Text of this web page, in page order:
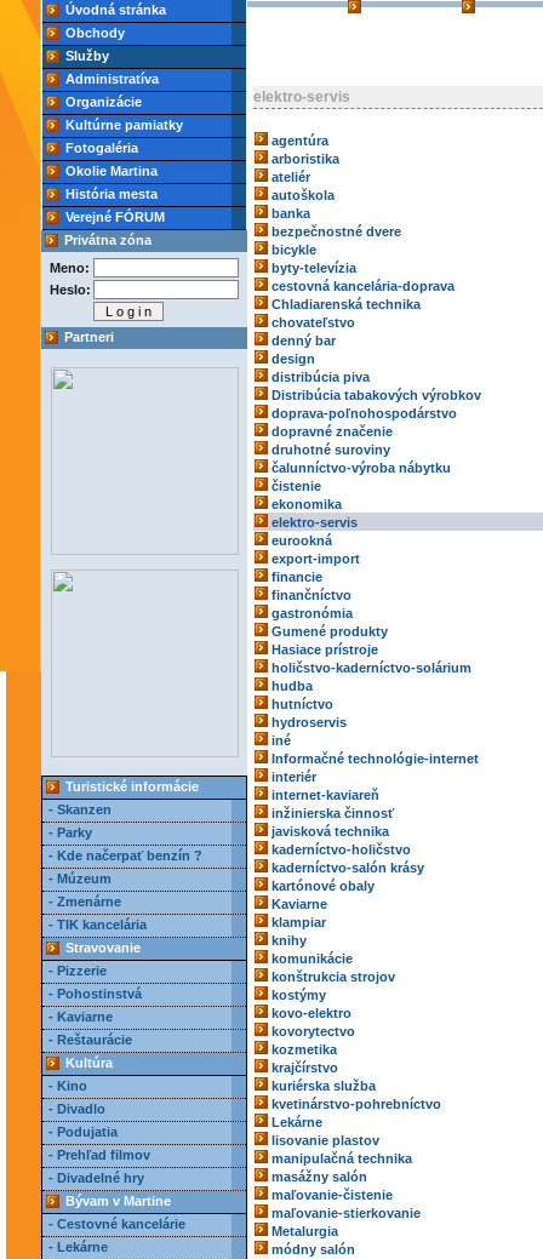
Úvodná stránka
Obchody
Služby
Administratíva
Organizácie
Kultúrne pamiatky
Fotogaléria
Okolie Martina
História mesta
Verejné FÓRUM
Privátna zóna
Meno:
Heslo:
Partneri
Turistické informácie
- Skanzen
- Parky
- Kde načerpať benzín ?
- Múzeum
- Zmenárne
- TIK kancelária
Stravovanie
- Pizzerie
- Pohostinstvá
- Kaviarne
- Reštaurácie
Kultúra
- Kino
- Divadlo
- Podujatia
- Prehľad filmov
- Divadelné hry
Bývam v Martine
- Cestovné kancelárie
- Lekárne
elektro-servis
agentúra
arboristika
ateliér
autoškola
banka
bezpečnostné dvere
bicykle
byty-televízia
cestovná kancelária-doprava
Chladiarenská technika
chovateľstvo
denný bar
design
distribúcia piva
Distribúcia tabakových výrobkov
doprava-poľnohospodárstvo
dopravné značenie
druhotné suroviny
čalunníctvo-výroba nábytku
čistenie
ekonomika
elektro-servis
eurookná
export-import
financie
finančníctvo
gastronómia
Gumené produkty
Hasiace prístroje
holičstvo-kaderníctvo-solárium
hudba
hutníctvo
hydroservis
iné
Informačné technológie-internet
interiér
internet-kaviareň
inžinierska činnosť
javisková technika
kaderníctvo-holičstvo
kaderníctvo-salón krásy
kartónové obaly
Kaviarne
klampiar
knihy
komunikácie
konštrukcia strojov
kostýmy
kovo-elektro
kovorytectvo
kozmetika
krajčírstvo
kuriérska služba
kvetinárstvo-pohrebníctvo
Lekárne
lisovanie plastov
manipulačná technika
masážny salón
maľovanie-čistenie
maľovanie-stierkovanie
Metalurgia
módny salón